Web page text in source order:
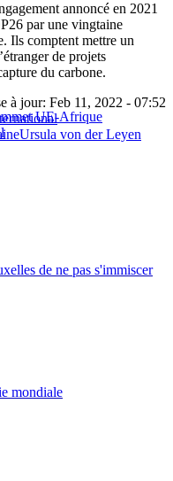
annoncé en 2021
par une vingtaine
Ils comptent mettre un
de projets
du carbone.
UE-Afrique
à jour: Feb 11, 2022 - 07:52
Ursula von der Leyen
de ne pas s'immiscer
mondiale